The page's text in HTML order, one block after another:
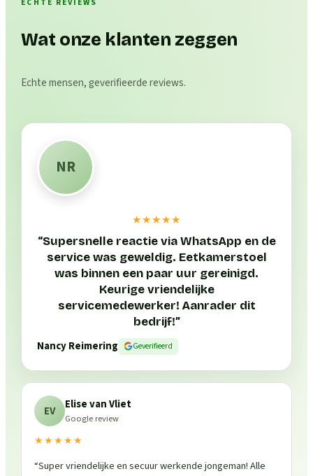
ECHTE REVIEWS
Wat onze klanten zeggen
Echte mensen, geverifieerde reviews.
NR
★★★★★
“Supersnelle reactie via WhatsApp en de
service was geweldig. Eetkamerstoel
was binnen een paar uur gereinigd.
Keurige vriendelijke
servicemedewerker! Aanrader dit
bedrijf!”
Nancy Reimering
Geverifieerd
EV Elise van Vliet
Google review
★★★★★
“Super vriendelijke en secuur werkende jongeman! Alle